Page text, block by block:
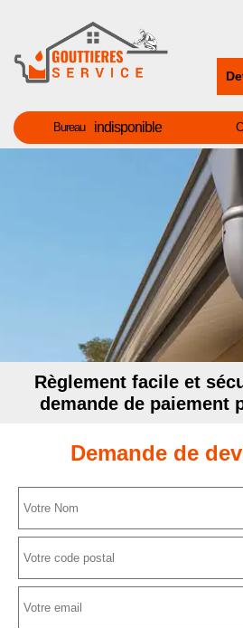
Bureau indisponible
Règlement facile et
demande de paiement
Demande de